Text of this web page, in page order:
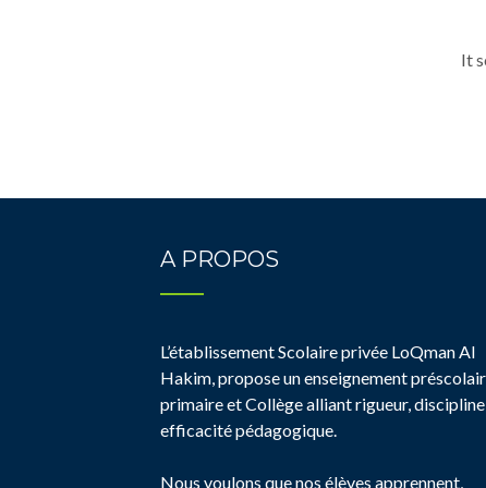
It
A PROPOS
L’établissement Scolaire privée LoQman Al
Hakim, propose un enseignement
primaire et Collège alliant rigueur,
efficacité pédagogique.
Nous voulons que nos élèves apprennent,